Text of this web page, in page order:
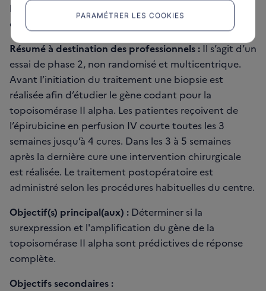
l'efficacité de la chimiothérapie première par
épirubicine dans les cancers du sein localisés.
Résumé à destination des professionnels : Il s’agit d’un
essai de phase 2, non randomisé et multicentrique.
Avant l’initiation du traitement une biopsie est
réalisée afin d’étudier le gène codant pour la
topoisomérase II alpha. Les patientes reçoivent de
l’épirubicine en perfusion IV courte toutes les 3
semaines jusqu’à 4 cures. Dans les 3 à 5 semaines
après la dernière cure une intervention chirurgicale
est réalisée. Le traitement postopératoire est
administré selon les procédures habituelles du centre.
Objectif(s) principal(aux) : Déterminer si la
surexpression et l'amplification du gène de la
topoisomérase II alpha sont prédictives de réponse
complète.
Objectifs secondaires :
PARAMÉTRER LES COOKIES